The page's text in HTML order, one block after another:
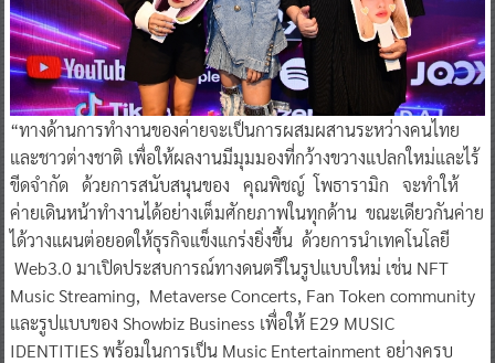
“ทางด้านการทำงานของค่ายจะเป็นการผสมผสานระหว่างคนไทย
และชาวต่างชาติ เพื่อให้ผลงานมีมุมมองที่กว้างขวางแปลกใหม่และไร้
ขีดจำกัด ด้วยการสนับสนุนของ คุณพิชญ์ โพธารามิก จะทำให้
ค่ายเดินหน้าทำงานได้อย่างเต็มศักยภาพในทุกด้าน ขณะเดียวกันค่าย
ได้วางแผนต่อยอดให้ธุรกิจแข็งแกร่งยิ่งขึ้น ด้วยการนำเทคโนโลยี
Web3.0 มาเปิดประสบการณ์ทางดนตรีในรูปแบบใหม่ เช่น NFT
Music Streaming, Metaverse Concerts, Fan Token community
และรูปแบบของ Showbiz Business เพื่อให้ E29 MUSIC
IDENTITIES พร้อมในการเป็น Music Entertainment อย่างครบ